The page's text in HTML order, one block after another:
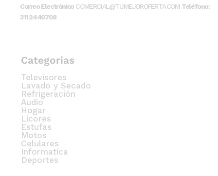
Correo ElectrónicoCOMERCIAL@TUMEJOROFERTA.COM Teléfono:
311 2440708
Categorias
Televisores
Lavado y Secado
Refrigeración
Audio
Hogar
Licores
Estufas
Motos
Celulares
Informatica
Deportes